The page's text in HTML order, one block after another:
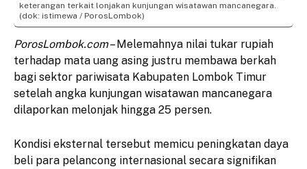
keterangan terkait lonjakan kunjungan wisatawan mancanegara.
(dok: istimewa / PorosLombok)
PorosLombok.com– Melemahnya nilai tukar rupiah
terhadap mata uang asing justru membawa berkah
bagi sektor pariwisata Kabupaten Lombok Timur
setelah angka kunjungan wisatawan mancanegara
dilaporkan melonjak hingga 25 persen.
Kondisi eksternal tersebut memicu peningkatan daya
beli para pelancong internasional secara signifikan